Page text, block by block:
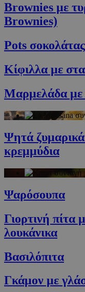
Brownies με
Brownies)
Pots σοκολάτας
Κίφιλλα με
Μαρμελάδα με
Ψητά
κρεμμύδια
Ψαρόσουπα
Γιορτινή πίτα
λουκάνικα
Βασιλόπιτα
Γκάμον με